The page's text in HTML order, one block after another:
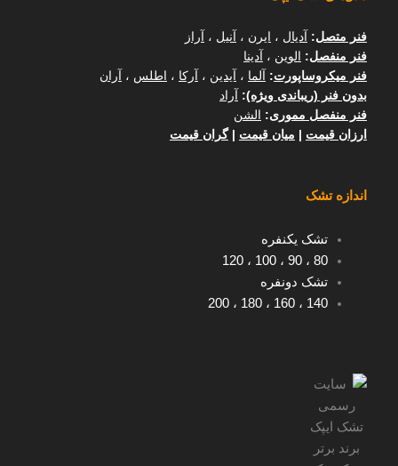
فنر متصل: آدیال ، ایرن ، آنیل ، آراز
فنر منفصل: الوین ، آدینا
فنر میکروساپورت: آلما ، آیدین ، آرکا ، اطلس ، آران
بدون فنر (ریباندی ویژه): آراد
فنر منفصل مموری: الشن
ارزان قیمت | میان قیمت |گران قیمت
اندازه تشک
تشک یکنفره
80، 90، 100 ، 120
تشک دونفره
140 ، 160 ، 180 ، 200